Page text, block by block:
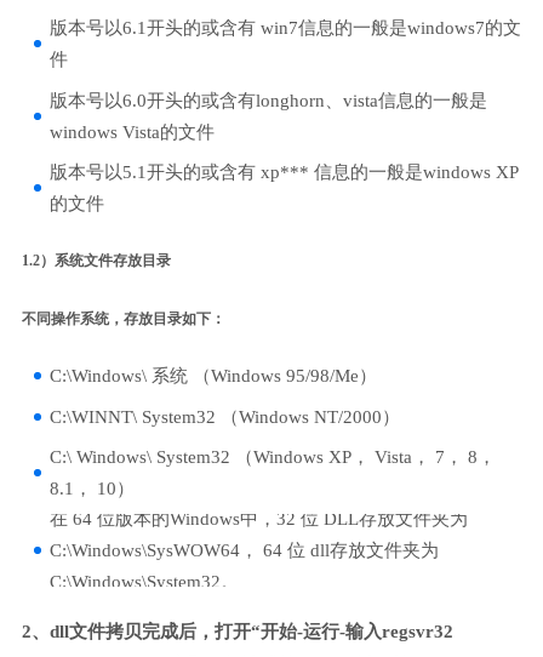
版本号以6.1开头的或含有 win7信息的一般是windows7的文
件
版本号以6.0开头的或含有longhorn、vista信息的一般是
windows Vista的文件
版本号以5.1开头的或含有 xp*** 信息的一般是windows XP
的文件
1.2）系统文件存放目录
不同操作系统，存放目录如下：
C:\Windows\ 系统 （Windows 95/98/Me）
C:\WINNT\ System32 （Windows NT/2000）
C:\ Windows\ System32 （Windows XP， Vista， 7， 8，
8.1， 10）
在 64 位版本的Windows中，32 位 DLL存放文件夹为
C:\Windows\SysWOW64， 64 位 dll存放文件夹为
C:\Windows\System32。
2、dll文件拷贝完成后，打开“开始-运行-输入regsvr32